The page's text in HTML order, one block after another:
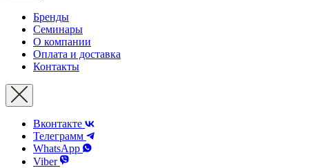
Бренды
Семинары
О компании
Оплата и доставка
Контакты
Вконтакте
Телеграмм
WhatsApp
Viber